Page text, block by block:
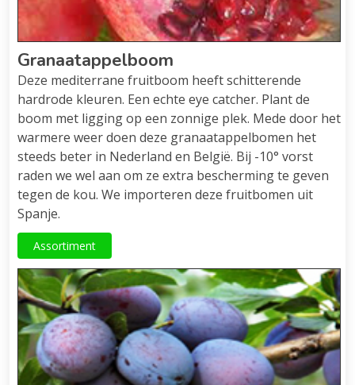
Granaatappelboom
Deze mediterrane fruitboom heeft schitterende
hardrode kleuren. Een echte eye catcher. Plant de
boom met ligging op een zonnige plek. Mede door het
warmere weer doen deze granaatappelbomen het
steeds beter in Nederland en België. Bij -10° vorst
raden we wel aan om ze extra bescherming te geven
tegen de kou. We importeren deze fruitbomen uit
Spanje.
Assortiment